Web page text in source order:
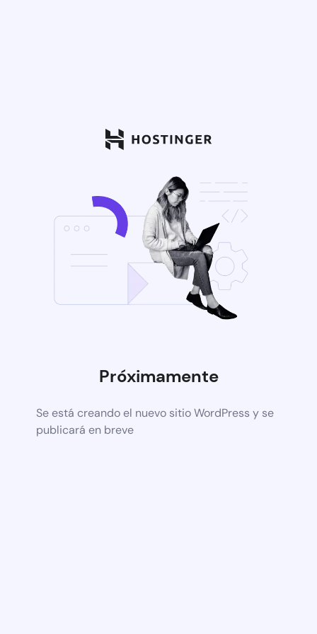
Próximamente
Se está creando el nuevo sitio WordPress y se
publicará en breve